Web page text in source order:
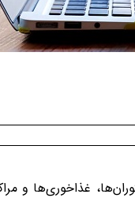
غذاخوری‌ها و